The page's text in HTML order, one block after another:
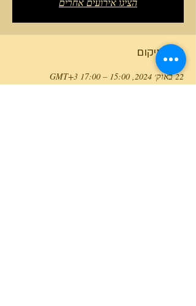
זמן ומיקום
22 באוק׳ 2024, 15:00 – 17:00 GMT‎+3‎
Meirav, Meirav, Israel